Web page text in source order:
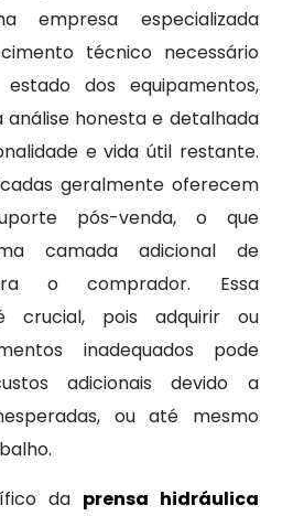
empresa especializada
técnico necessário
dos equipamentos,
honesta e detalhada
e vida útil restante.
geralmente oferecem
pós-venda, o que
camada adicional de
o comprador. Essa
crucial, pois adquirir ou
inadequados pode
adicionais devido a
ou até mesmo
da prensa hidráulica